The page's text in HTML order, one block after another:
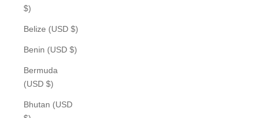
$)
Belize (USD $)
Benin (USD $)
Bermuda
(USD $)
Bhutan (USD